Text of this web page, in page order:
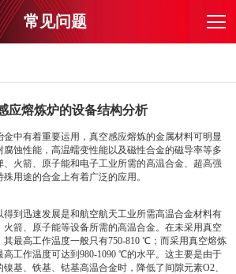
常见问题
应熔炼炉的设备结构分析
中有着重要运用，真空感应熔炼的金属材料可明显
蚀性能，高温蠕变性能以及磁性合金的磁导率等多
火箭、原子能和电子工业所需的高温合金、超高强
用途的合金上有着广泛的应用。
到迅速发展是和航空航天工业所需高温合金材料有
箭、原子能等设备所需的高温合金。在未采用真空
最高工作温度一般只有750-810 ℃；而采用真空熔炼
工作温度可达到980-1090 ℃的水平。这主要是由于
基、铁基、钴基高温合金时，降低了间隙元素O2、